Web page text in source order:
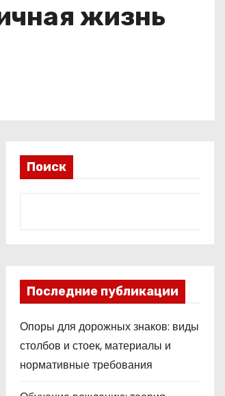
жизнь
Поиск
Последние публикации
Опоры для дорожных знаков: виды
столбов и стоек, материалы и
нормативные требования